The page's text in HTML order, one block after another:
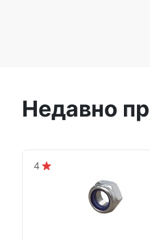
Недавно
4